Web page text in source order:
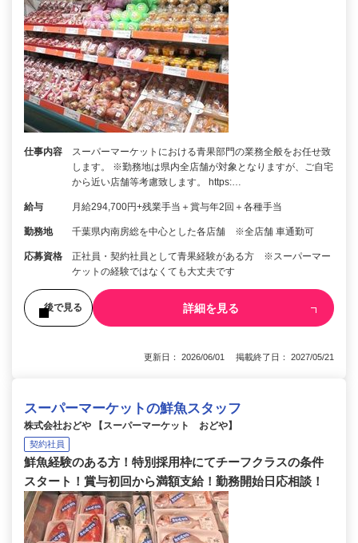
仕事内容
スーパーマーケットにおける青果部門の業務全般をお任せ致
します。 ※勤務地は県内全店舗が対象となりますが、ご自宅
から近い店舗等考慮致します。 https:…
給与 月給294,700円+残業手当＋賞与年2回＋各種手当
勤務地 千葉県内南房総を中心とした各店舗 ※全店舗 車通勤可
応募資格
正社員・契約社員として青果経験がある方 ※スーパーマー
ケットの経験ではなくても大丈夫です
後で見る 詳細を見る
更新日： 2026/06/01 掲載終了日： 2027/05/21
スーパーマーケットの鮮魚スタッフ
株式会社おどや 【スーパーマーケット おどや】
契約社員
鮮魚経験のある方！特別採用枠にてチーフクラスの条件
スタート！賞与初回から満額支給！勤務開始日応相談！